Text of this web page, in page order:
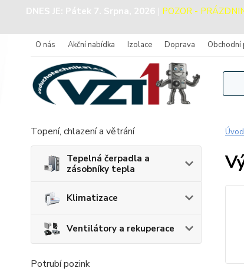
DNES JE: Pátek 7. Srpna, 2026 | POZOR -
O nás Akční nabídka Izolace Doprava Obchodní
Topení, chlazení a větrání
Tepelná čerpadla a
zásobníky tepla
Klimatizace
Ventilátory a rekuperace
Potrubí pozink
Úvod